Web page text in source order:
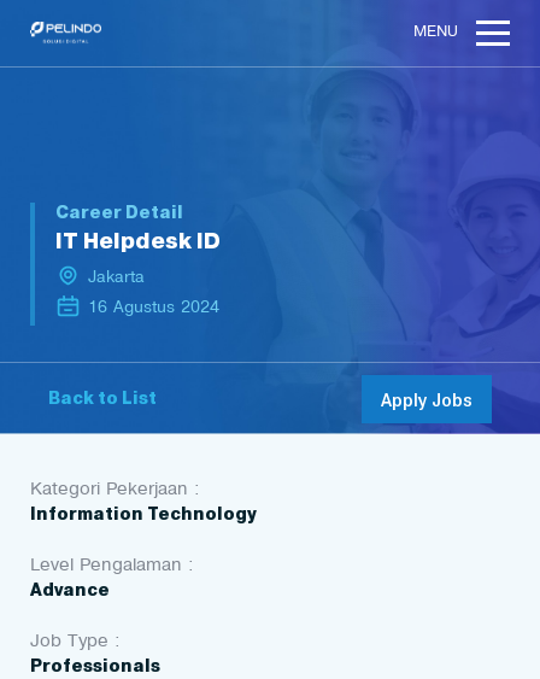
MENU
Career Detail
IT Helpdesk ID
Jakarta
16 Agustus 2024
Apply Jobs
Back to List
Kategori Pekerjaan :
Information Technology
Level Pengalaman :
Advance
Job Type :
Professionals